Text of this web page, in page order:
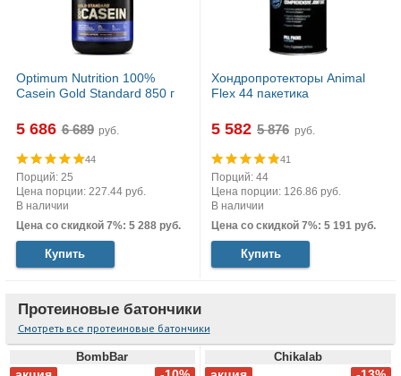
Optimum Nutrition 100%
Casein Gold Standard 850 г
5 686 руб.
44
Порций: 25
Цена порции: 227.44 руб.
В наличии
Цена со скидкой 7%: 5 288 руб.
Купить
Хондропротекторы Animal
Flex 44 пакетика
5 582 руб.
41
Порций: 44
Цена порции: 126.86 руб.
В наличии
Цена со скидкой 7%: 5 191 руб.
Купить
Протеиновые батончики
Смотреть все протеиновые батончики
BombBar Chikalab